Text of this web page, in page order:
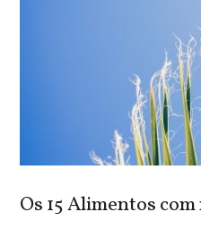
Os 15 Alimentos